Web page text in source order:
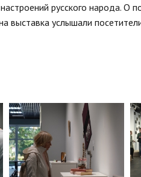
русского народа. О
услышали посетители